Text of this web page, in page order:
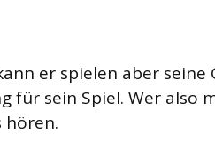
er spielen aber seine
für sein Spiel. Wer also
hören.